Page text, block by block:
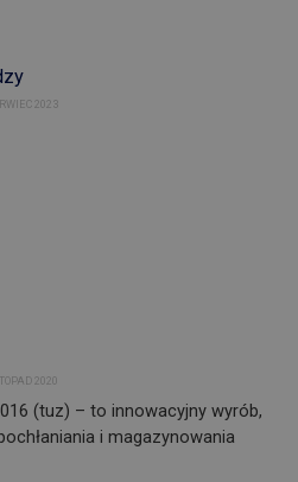
2023
2020
(tuz) – to innowacyjny wyrób,
i magazynowania